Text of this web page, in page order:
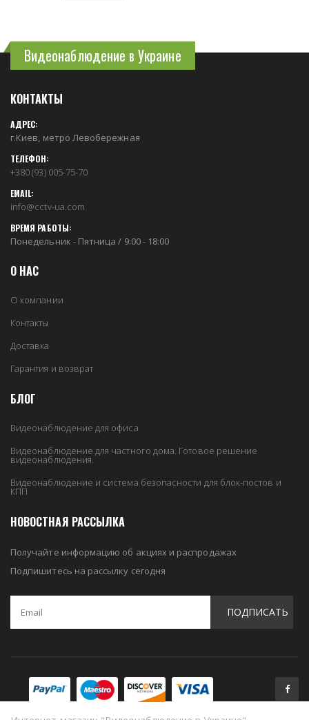
Видеонаблюдение в Украине
КОНТАКТЫ
АДРЕС:
г.Киев, метро Левобережная
ТЕЛЕФОН:
+380 (93) 005-75-70
EMAIL:
info@cctv-ua.com
ВРЕМЯ РАБОТЫ:
Понедельник - Пятница / 9:00 - 18:00
О НАС
О компании
Контакты
Доставка
Гарантия и возврат
БЛОГ
Видеонаблюдение для офиса
Видеонаблюдение для частного дома. Готовое решение
видеонаблюдения.
Видеонаблюдение и система безопасности для блок-постов и
КПП
НОВОСТНАЯ РАССЫЛКА
Получайте информацию об акциях и распродажах
Подпишитесь на рассылку сегодня
ПОДПИСАТЬ